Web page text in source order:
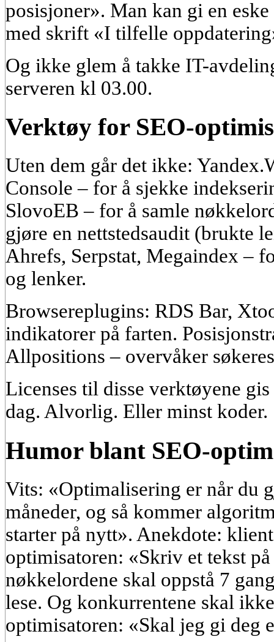
posisjoner». Man kan gi en
med skrift «I tilfelle
Og ikke glem å takke IT-
serveren kl 03.00.
Verktøy for SEO-
Uten dem går det ikke:
Console – for å sjekke
SlovoEB – for å samle
gjøre en nettstedsaudit (brukte
Ahrefs, Serpstat, Megaindex –
og lenker.
Browsereplugins: RDS Bar,
indikatorer på farten.
Allpositions – overvåker
Licenses til disse verktøyene
dag. Alvorlig. Eller minst koder.
Humor blant SEO-
Vits: «Optimalisering er når du
måneder, og så kommer
starter på nytt». Anekdote:
optimisatoren: «Skriv et tekst
nøkkelordene skal oppstå 7
lese. Og konkurrentene skal
optimisatoren: «Skal jeg gi deg